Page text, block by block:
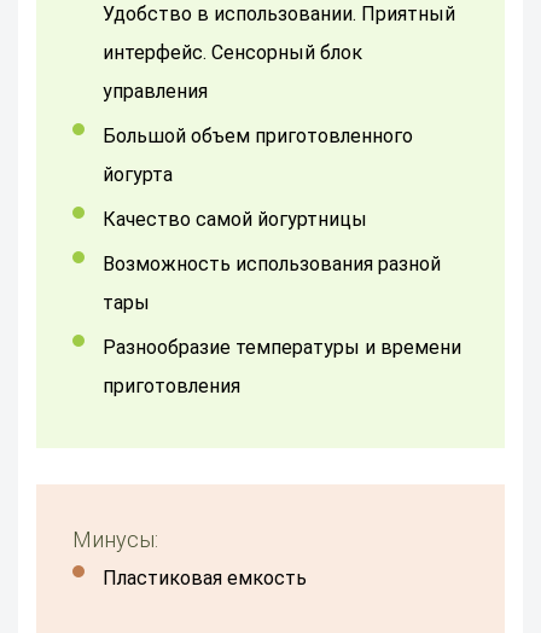
Удобство в использовании. Приятный
интерфейс. Сенсорный блок
управления
Большой объем приготовленного
йогурта
Качество самой йогуртницы
Возможность использования разной
тары
Разнообразие температуры и времени
приготовления
Минусы:
Пластиковая емкость